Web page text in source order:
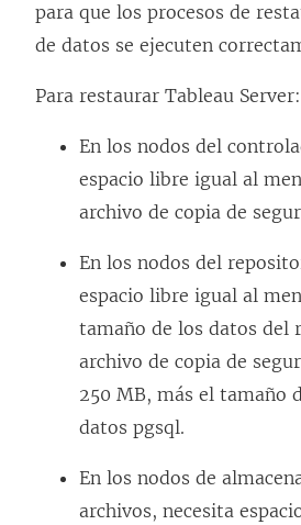
para que los procesos de
de datos se ejecuten
Para restaurar Tableau Server:
En los nodos del
espacio libre igual al
archivo de copia de
En los nodos del
espacio libre igual al
tamaño de los datos del
archivo de copia de
250 MB, más el tamaño
datos pgsql.
En los nodos de
archivos, necesita